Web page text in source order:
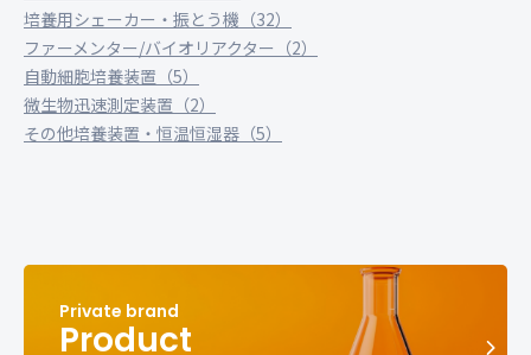
培養用シェーカー・振とう機（32）
ファーメンター/バイオリアクター（2）
自動細胞培養装置（5）
微生物迅速測定装置（2）
その他培養装置・恒温恒湿器（5）
Product